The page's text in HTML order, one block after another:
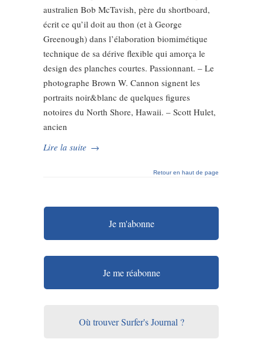
australien Bob McTavish, père du shortboard,
écrit ce qu’il doit au thon (et à George
Greenough) dans l’élaboration biomimétique
technique de sa dérive flexible qui amorça le
design des planches courtes. Passionnant. – Le
photographe Brown W. Cannon signent les
portraits noir&blanc de quelques figures
notoires du North Shore, Hawaii. – Scott Hulet,
ancien
Lire la suite →
Retour en haut de page
Je m'abonne
Je me réabonne
Où trouver Surfer's Journal ?